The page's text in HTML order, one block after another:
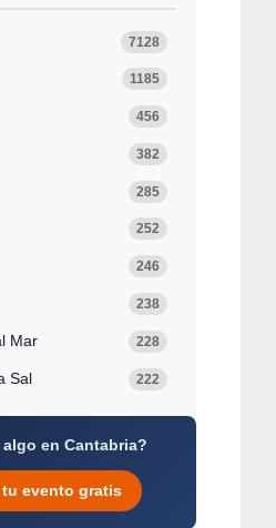
7128
1185
456
382
285
252
246
238
Mar 228
Sal 222
en Cantabria?
evento gratis